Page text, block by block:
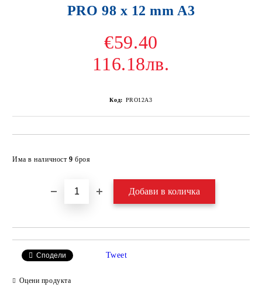
PRO 98 x 12 mm A3
€59.40
116.18лв.
Код: PRO12A3
Има в наличност 9 броя
Сподели Tweet
Оцени продукта